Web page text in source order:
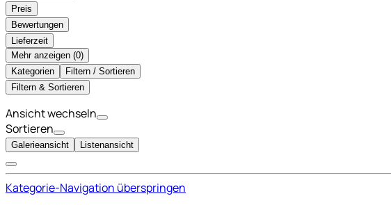
Preis
Bewertungen
Lieferzeit
Mehr anzeigen ( )
Kategorien
Filtern / Sortieren
Filtern & Sortieren
Ansicht wechseln
Sortieren
Galerieansicht Listenansicht
Kategorie-Navigation überspringen